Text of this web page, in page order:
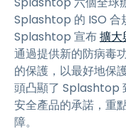
Splashtop 的 ISO 合
Splashtop 宣布擴
通過提供新的防病毒
的保護，以最好地保
頭凸顯了 Splashtop
安全產品的承諾，重
障。